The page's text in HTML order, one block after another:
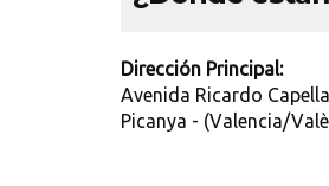
Dirección Principal:
Avenida Ricardo
Picanya - (Valencia/